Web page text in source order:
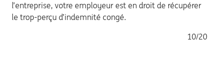
l’entreprise, votre employeur est en droit de récupérer
le trop-perçu d’indemnité congé.
10/20